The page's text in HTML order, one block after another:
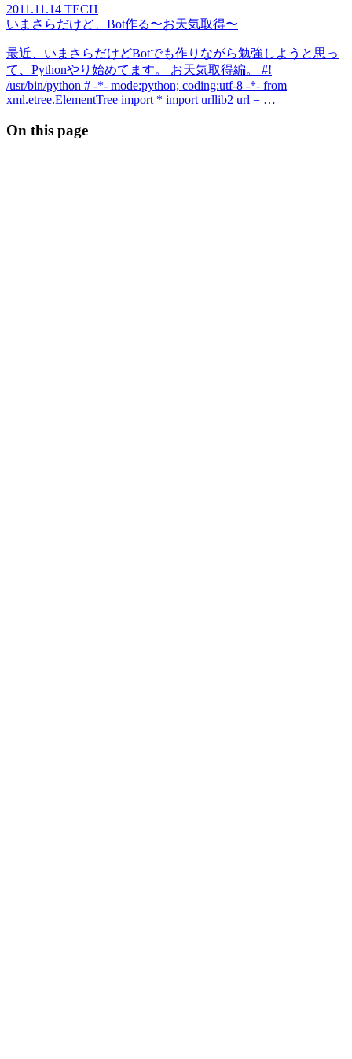
2011.11.14 TECH
いまさらだけど、Bot作る〜お天気取得〜
最近、いまさらだけどBotでも作りながら勉強しようと思っ
て、Pythonやり始めてます。 お天気取得編。 #!
/usr/bin/python # -*- mode:python; coding:utf-8 -*- from
xml.etree.ElementTree import * import urllib2 url = …
On this page